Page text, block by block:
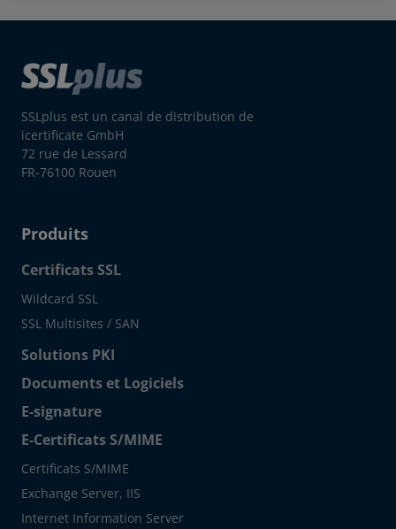
SSLplus est un canal de distribution de
icertificate GmbH
72 rue de Lessard
FR-76100 Rouen
Produits
Certificats SSL
Wildcard SSL
SSL Multisites / SAN
Solutions PKI
Documents et Logiciels
E-signature
E-Certificats S/MIME
Certificats S/MIME
Exchange Server, IIS
Internet Information Server